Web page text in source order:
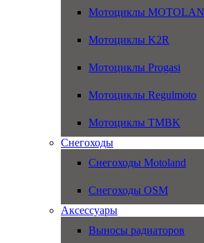
Мотоциклы
Мотоциклы K2R
Мотоциклы Progasi
Мотоциклы Regulmoto
Мотоциклы TMBK
Снегоходы
Снегоходы Motoland
Снегоходы OSM
Аксессуары
Выносы радиаторов